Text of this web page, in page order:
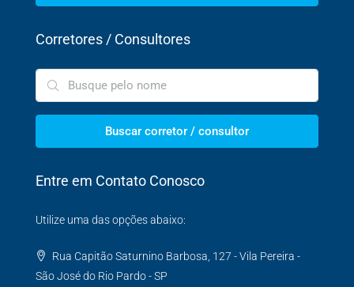
Corretores / Consultores
Buscar corretor / consultor
Entre em Contato Conosco
Utilize uma das opções abaixo:
Rua Capitão Saturnino Barbosa, 127 - Vila Pereira -
São José do Rio Pardo - SP